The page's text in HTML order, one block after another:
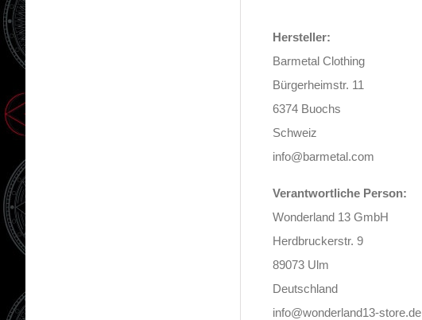
Hersteller:
Barmetal Clothing
Bürgerheimstr. 11
6374 Buochs
Schweiz
info@barmetal.com
Verantwortliche Person:
Wonderland 13 GmbH
Herdbruckerstr. 9
89073 Ulm
Deutschland
info@wonderland13-store.de